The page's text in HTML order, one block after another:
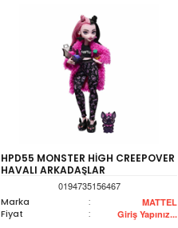
HPD55 MONSTER HİGH CREEPOVER
HAVALI ARKADAŞLAR
0194735156467
Marka
: MATTEL
Fiyat : Giriş Yapınız...